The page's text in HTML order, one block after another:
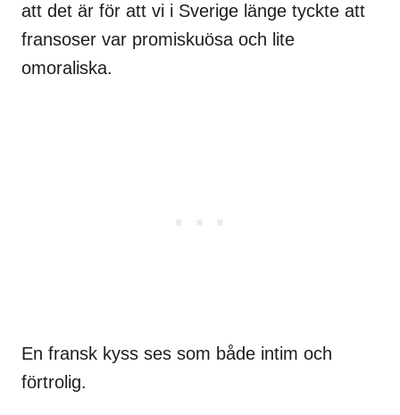
att det är för att vi i Sverige länge tyckte att
fransoser var promiskuösa och lite
omoraliska.
En fransk kyss ses som både intim och
förtrolig.